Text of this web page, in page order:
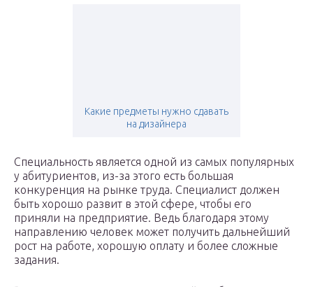
Какие предметы нужно сдавать
на дизайнера
Специальность является одной из самых популярных
у абитуриентов, из-за этого есть большая
конкуренция на рынке труда. Специалист должен
быть хорошо развит в этой сфере, чтобы его
приняли на предприятие. Ведь благодаря этому
направлению человек может получить дальнейший
рост на работе, хорошую оплату и более сложные
задания.